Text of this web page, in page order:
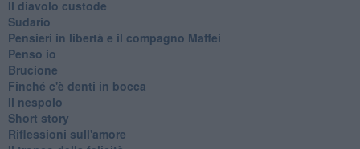
Il diavolo custode
Sudario
Pensieri in libertà e il compagno Maffei
Penso io
Brucione
Finché c'è denti in bocca
Il nespolo
Short story
Riflessioni sull'amore